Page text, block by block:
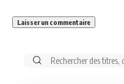
Rechercher: